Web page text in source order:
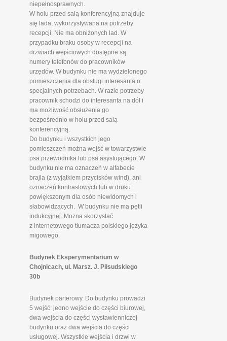
niepełnosprawnych.
W holu przed salą konferencyjną znajduje
się lada, wykorzystywana na potrzeby
recepcji. Nie ma obniżonych lad. W
przypadku braku osoby w recepcji na
drzwiach wejściowych dostępne są
numery telefonów do pracowników
urzędów. W budynku nie ma wydzielonego
pomieszczenia dla obsługi interesanta o
specjalnych potrzebach. W razie potrzeby
pracownik schodzi do interesanta na dół i
ma możliwość obsłużenia go
bezpośrednio w holu przed salą
konferencyjną.
Do budynku i wszystkich jego
pomieszczeń można wejść w towarzystwie
psa przewodnika lub psa asystującego. W
budynku nie ma oznaczeń w alfabecie
brajla (z wyjątkiem przycisków wind), ani
oznaczeń kontrastowych lub w druku
powiększonym dla osób niewidomych i
słabowidzących. W budynku nie ma pętli
indukcyjnej. Można skorzystać
z internetowego tłumacza polskiego języka
migowego.
Budynek Eksperymentarium w
Chojnicach, ul. Marsz. J. Piłsudskiego
30b
Budynek parterowy. Do budynku prowadzi
5 wejść: jedno wejście do części biurowej,
dwa wejścia do części wystawienniczej
budynku oraz dwa wejścia do części
usługowej. Wszystkie wejścia i drzwi w